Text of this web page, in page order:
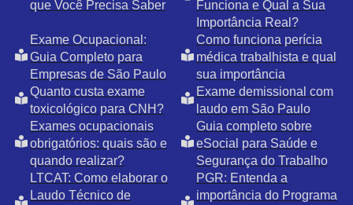
que Você Precisa Saber
Funciona e Qual a Sua
Importância Real?
Exame Ocupacional:
Guia Completo para
Empresas de São Paulo
Como funciona perícia
médica trabalhista e qual
sua importância
Quanto custa exame
toxicológico para CNH?
Exame demissional com
laudo em São Paulo
Exames ocupacionais
obrigatórios: quais são e
quando realizar?
Guia completo sobre
eSocial para Saúde e
Segurança do Trabalho
LTCAT: Como elaborar o
Laudo Técnico de
PGR: Entenda a
importância do Programa